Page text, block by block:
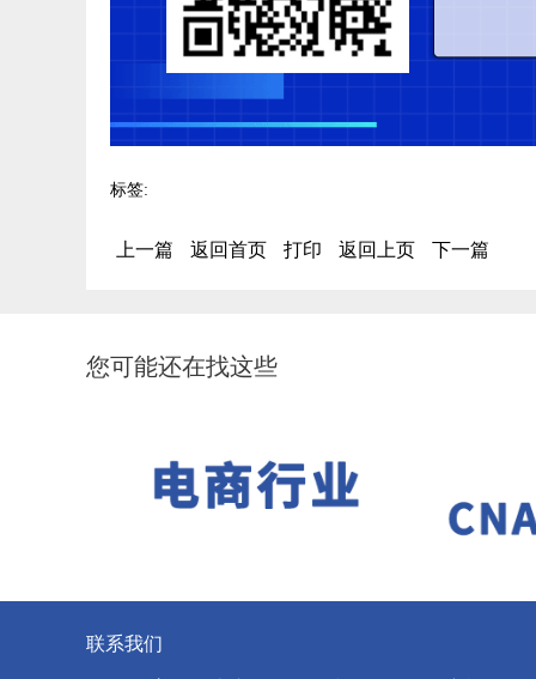
标签:
上一篇 返回首页 打印 返回上页 下一篇
您可能还在找这些
联系我们